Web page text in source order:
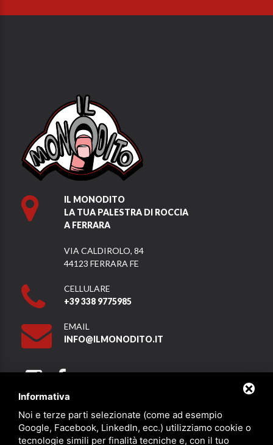
IL MONODITO
LA TUA PALESTRA DI ROCCIA
A FERRARA
VIA CALDIROLO, 84
44123 FERRARA FE
CELLULARE
+39 338 9775985
EMAIL
INFO@ILMONODITO.IT
Partner
Informativa
Noi e terze parti selezionate (come ad esempio
Google, Facebook, LinkedIn, ecc.) utilizziamo cookie o
tecnologie simili per finalità tecniche e, con il tuo